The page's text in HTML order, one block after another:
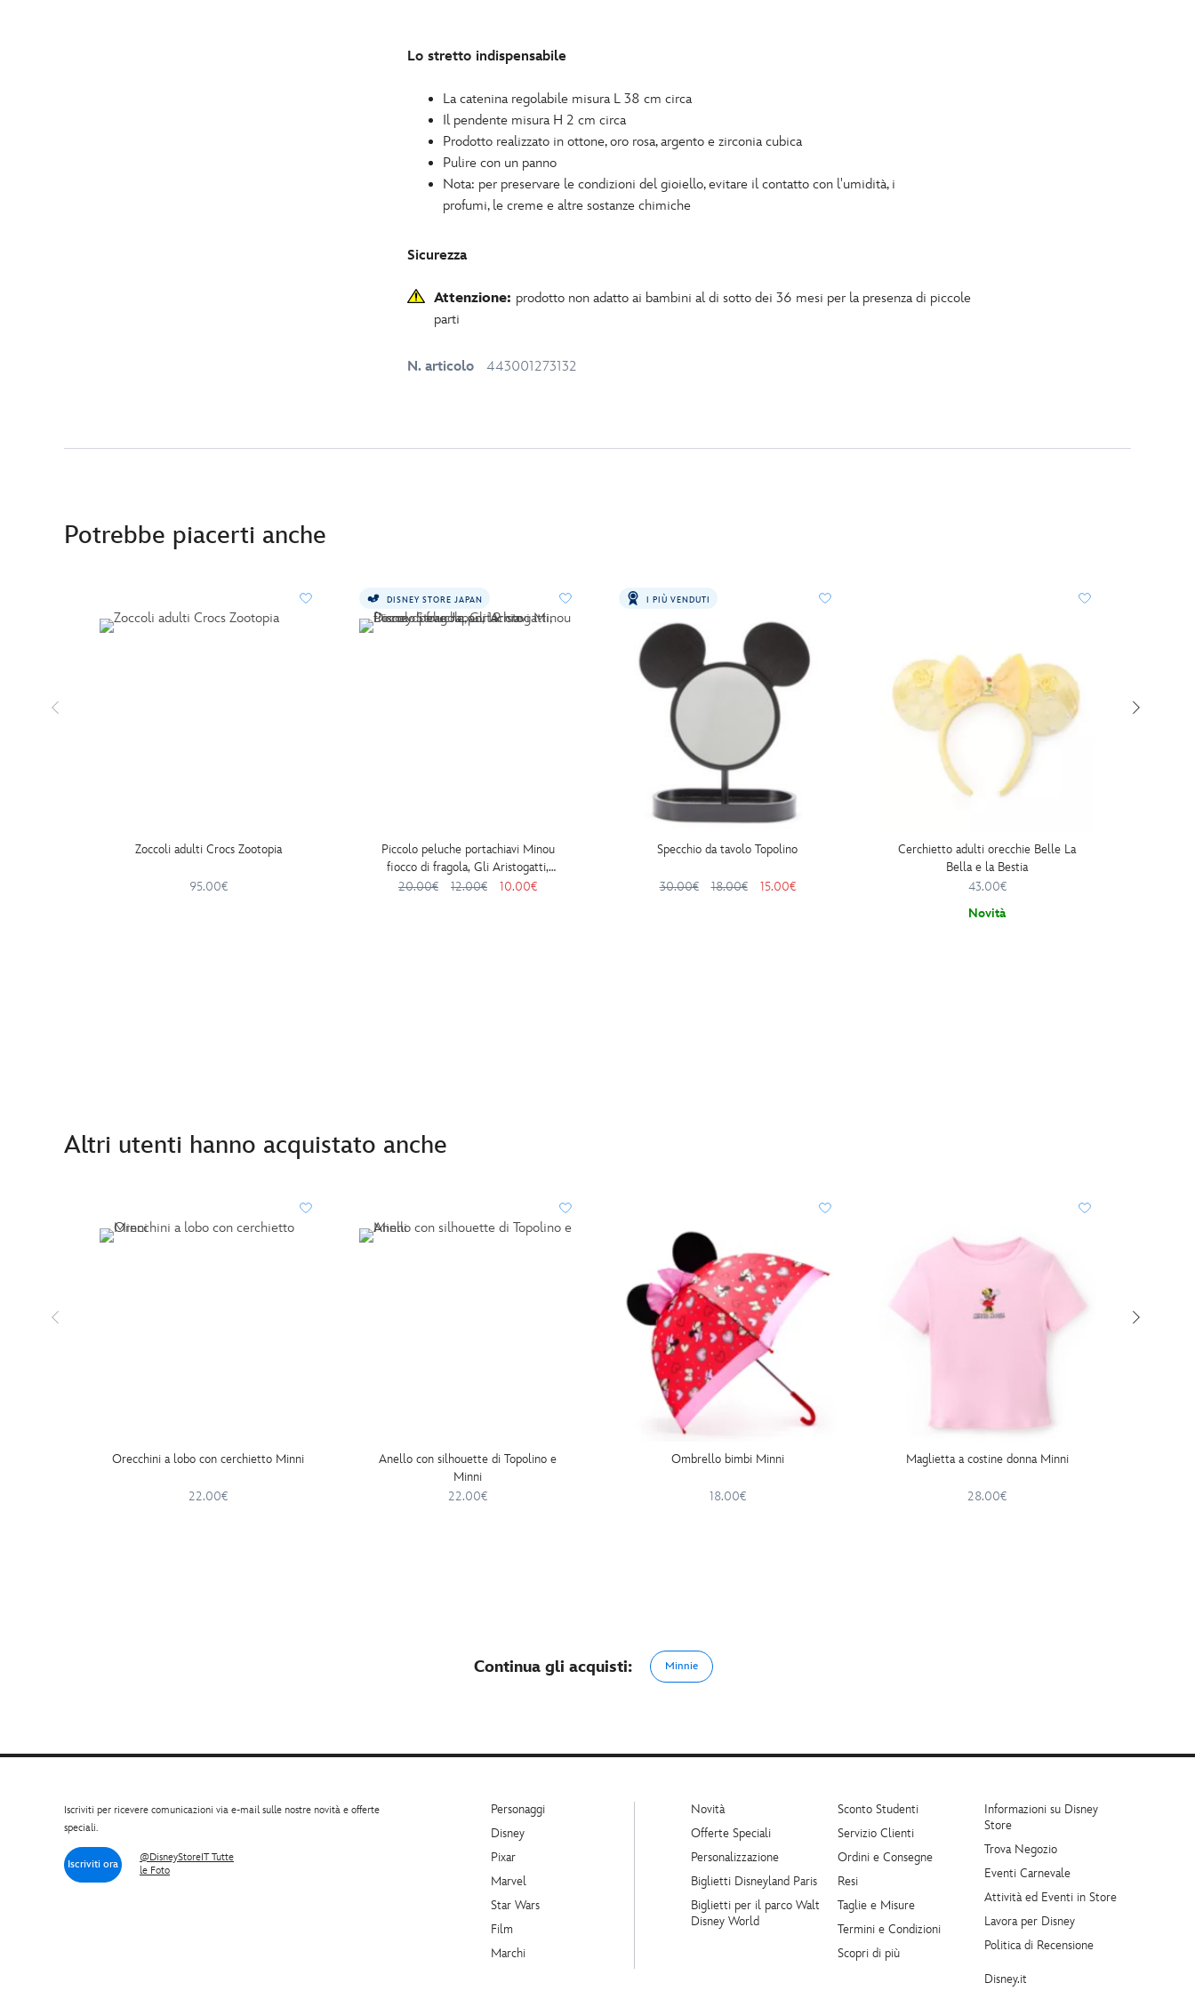
Lo stretto indispensabile
La catenina regolabile misura L 38 cm circa
Il pendente misura H 2 cm circa
Prodotto realizzato in ottone, oro rosa, argento e zirconia cubica
Pulire con un panno
Nota: per preservare le condizioni del gioiello, evitare il contatto con l'umidità, i
profumi, le creme e altre sostanze chimiche
Sicurezza
Attenzione: prodotto non adatto ai bambini al di sotto dei 36 mesi per la presenza di piccole
parti
N. articolo 443001273132
Potrebbe piacerti anche
Zoccoli adulti Crocs Zootopia
95.00€
DISNEY STORE JAPAN
Piccolo peluche portachiavi Minou
fiocco di fragola, Gli Aristogatti,
Disney Store Japan, 19 cm
20.00€ 12.00€ 10.00€
I PIÙ VENDUTI
Specchio da tavolo Topolino
30.00€ 18.00€ 15.00€
Cerchietto adulti orecchie Belle La
Bella e la Bestia
43.00€
Novità
Altri utenti hanno acquistato anche
Orecchini a lobo con cerchietto Minni
22.00€
Anello con silhouette di Topolino e
Minni
22.00€
Ombrello bimbi Minni
18.00€
Maglietta a costine donna Minni
28.00€
Continua gli acquisti: Minnie
Iscriviti per ricevere comunicazioni via e-mail sulle nostre novità e offerte
speciali.
Iscriviti ora
@DisneyStoreIT Tutte
le Foto
Personaggi
Disney
Pixar
Marvel
Star Wars
Film
Marchi
Novità
Offerte Speciali
Personalizzazione
Biglietti Disneyland Paris
Biglietti per il parco Walt
Disney World
Sconto Studenti
Servizio Clienti
Ordini e Consegne
Resi
Taglie e Misure
Termini e Condizioni
Scopri di più
Informazioni su Disney
Store
Trova Negozio
Eventi Carnevale
Attività ed Eventi in Store
Lavora per Disney
Politica di Recensione
Disney.it